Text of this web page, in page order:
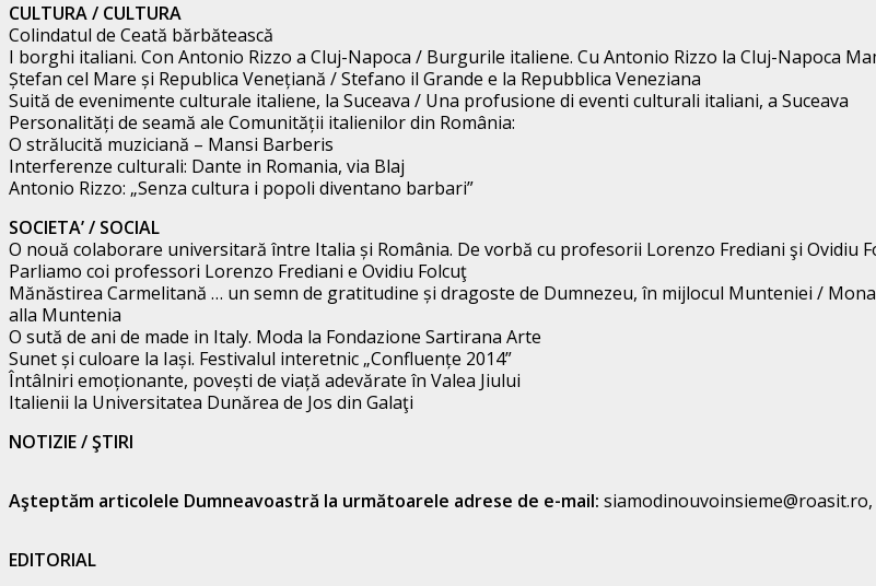
CULTURA / CULTURA
Colindatul de Ceată bărbătească
I borghi italiani. Con Antonio Rizzo a Cluj-Napoca / Burgurile italiene. Cu Antonio Rizzo la Cluj-Napoca
Ștefan cel Mare și Republica Venețiană / Stefano il Grande e la Repubblica Veneziana
Suită de evenimente culturale italiene, la Suceava / Una profusione di eventi culturali italiani, a Suceava
Personalități de seamă ale Comunității italienilor din România:
O strălucită muziciană – Mansi Barberis
Interferenze culturali: Dante in Romania, via Blaj
Antonio Rizzo: „Senza cultura i popoli diventano barbari”
SOCIETA’ / SOCIAL
O nouă colaborare universitară între Italia și România. De vorbă cu profesorii Lorenzo Frediani şi Ovidiu
Parliamo coi professori Lorenzo Frediani e Ovidiu Folcuţ
Mănăstirea Carmelitană … un semn de gratitudine și dragoste de Dumnezeu, în mijlocul Munteniei /
alla Muntenia
O sută de ani de made in Italy. Moda la Fondazione Sartirana Arte
Sunet și culoare la Iași. Festivalul interetnic „Confluențe 2014”
Întâlniri emoționante, povești de viață adevărate în Valea Jiului
Italienii la Universitatea Dunărea de Jos din Galaţi
NOTIZIE / ŞTIRI
Aşteptăm articolele Dumneavoastră la următoarele adrese de e-mail:
EDITORIAL